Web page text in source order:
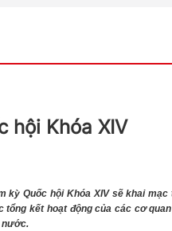
hội Khóa XIV
Quốc hội Khóa XIV sẽ khai
kết hoạt động của các cơ
nước.